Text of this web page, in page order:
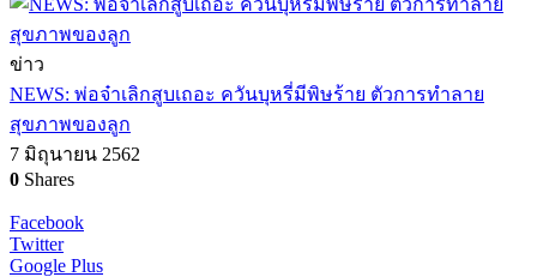
ข่าว
NEWS: พ่อจ๋าเลิกสูบเถอะ ควันบุหรี่มีพิษร้าย ตัวการทำลาย
สุขภาพของลูก
7 มิถุนายน 2562
0 Shares
Facebook
Twitter
Google Plus